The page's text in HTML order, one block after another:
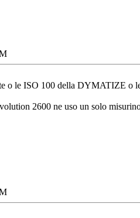
o le ISO 100 della DYMATIZE o
2600 ne uso un solo